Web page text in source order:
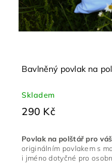
Bavlněný povlak na
Skladem
290 Kč
Povlak na polštář pro
originálním povlakem s
i jméno dotyčné pro